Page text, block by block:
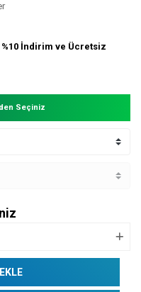
%10 İndirim ve Ücretsiz
Seçiniz